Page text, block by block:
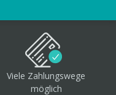
Viele Zahlungswege
möglich